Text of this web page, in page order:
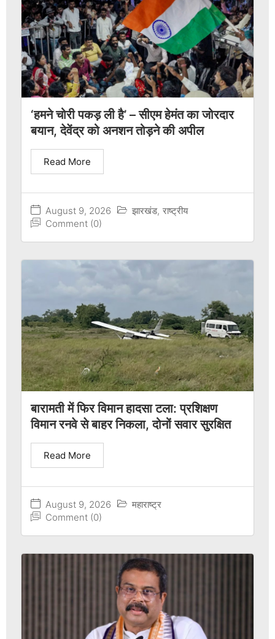
‘हमने चोरी पकड़ ली है’ – सीएम हेमंत का जोरदार
बयान, देवेंद्र को अनशन तोड़ने की अपील
August 9, 2026 झारखंड, राष्ट्रीय
Comment (0)
Read More
बारामती में फिर विमान हादसा टला: प्रशिक्षण
विमान रनवे से बाहर निकला, दोनों सवार सुरक्षित
August 9, 2026
महाराष्ट्र
Comment (0)
Read More